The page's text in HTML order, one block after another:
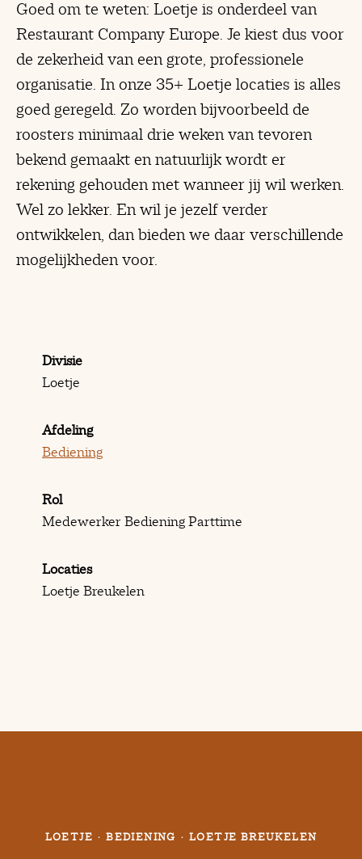
Goed om te weten: Loetje is onderdeel van
Restaurant Company Europe. Je kiest dus voor
de zekerheid van een grote, professionele
organisatie. In onze 35+ Loetje locaties is alles
goed geregeld. Zo worden bijvoorbeeld de
roosters minimaal drie weken van tevoren
bekend gemaakt en natuurlijk wordt er
rekening gehouden met wanneer jij wil werken.
Wel zo lekker. En wil je jezelf verder
ontwikkelen, dan bieden we daar verschillende
mogelijkheden voor.
Divisie
Loetje
Afdeling
Bediening
Rol
Medewerker Bediening Parttime
Locaties
Loetje Breukelen
LOETJE · BEDIENING · LOETJE BREUKELEN